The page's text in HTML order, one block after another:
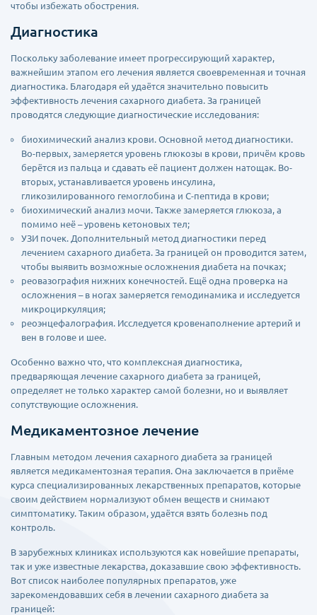
чтобы избежать обострения.
Диагностика
Поскольку заболевание имеет прогрессирующий характер,
важнейшим этапом его лечения является своевременная и точная
диагностика. Благодаря ей удаётся значительно повысить
эффективность лечения сахарного диабета. За границей
проводятся следующие диагностические исследования:
биохимический анализ крови. Основной метод диагностики.
Во-первых, замеряется уровень глюкозы в крови, причём кровь
берётся из пальца и сдавать её пациент должен натощак. Во-
вторых, устанавливается уровень инсулина,
гликозилированного гемоглобина и C-пептида в крови;
биохимический анализ мочи. Также замеряется глюкоза, а
помимо неё – уровень кетоновых тел;
УЗИ почек. Дополнительный метод диагностики перед
лечением сахарного диабета. За границей он проводится затем,
чтобы выявить возможные осложнения диабета на почках;
реовазография нижних конечностей. Ещё одна проверка на
осложнения – в ногах замеряется гемодинамика и исследуется
микроциркуляция;
реоэнцефалография. Исследуется кровенаполнение артерий и
вен в голове и шее.
Особенно важно что, что комплексная диагностика,
предваряющая лечение сахарного диабета за границей,
определяет не только характер самой болезни, но и выявляет
сопутствующие осложнения.
Медикаментозное лечение
Главным методом лечения сахарного диабета за границей
является медикаментозная терапия. Она заключается в приёме
курса специализированных лекарственных препаратов, которые
своим действием нормализуют обмен веществ и снимают
симптоматику. Таким образом, удаётся взять болезнь под
контроль.
В зарубежных клиниках используются как новейшие препараты,
так и уже известные лекарства, доказавшие свою эффективность.
Вот список наиболее популярных препаратов, уже
зарекомендовавших себя в лечении сахарного диабета за
границей: